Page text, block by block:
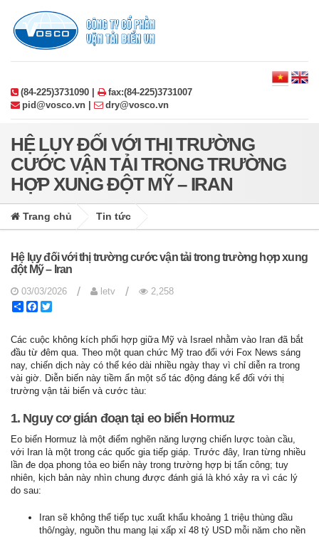
(84-225)3731090 |
fax:(84-225)3731007
pid@vosco.vn |
dry@vosco.vn
HỆ LỤY ĐỐI VỚI THỊ TRƯỜNG
CƯỚC VẬN TẢI TRONG TRƯỜNG
HỢP XUNG ĐỘT MỸ – IRAN
Trang chủ Tin tức
Hệ lụy đối với thị trường cước vận tải trong trường hợp xung
đột Mỹ – Iran
03/03/2026 / letv /
2,258
ShareFacebook
Các cuộc không kích phối hợp giữa Mỹ và Israel nhằm vào Iran đã bắt
đầu từ đêm qua. Theo một quan chức Mỹ trao đổi với Fox News sáng
nay, chiến dịch này có thể kéo dài nhiều ngày thay vì chỉ diễn ra trong
vài giờ. Diễn biến này tiềm ẩn một số tác động đáng kể đối với thị
trường vận tải biển và cước tàu:
1. Nguy cơ gián đoạn tại eo biển Hormuz
Eo biển Hormuz là một điểm nghẽn năng lượng chiến lược toàn cầu,
với Iran là một trong các quốc gia tiếp giáp. Trước đây, Iran từng nhiều
lần đe dọa phong tỏa eo biển này trong trường hợp bị tấn công; tuy
nhiên, kịch bản này nhìn chung được đánh giá là khó xảy ra vì các lý
do sau:
Iran sẽ không thể tiếp tục xuất khẩu khoảng 1 triệu thùng dầu
thô/ngày, nguồn thu mang lại xấp xỉ 48 tỷ USD mỗi năm cho nền